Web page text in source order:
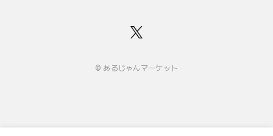
© あるじゃんマーケット